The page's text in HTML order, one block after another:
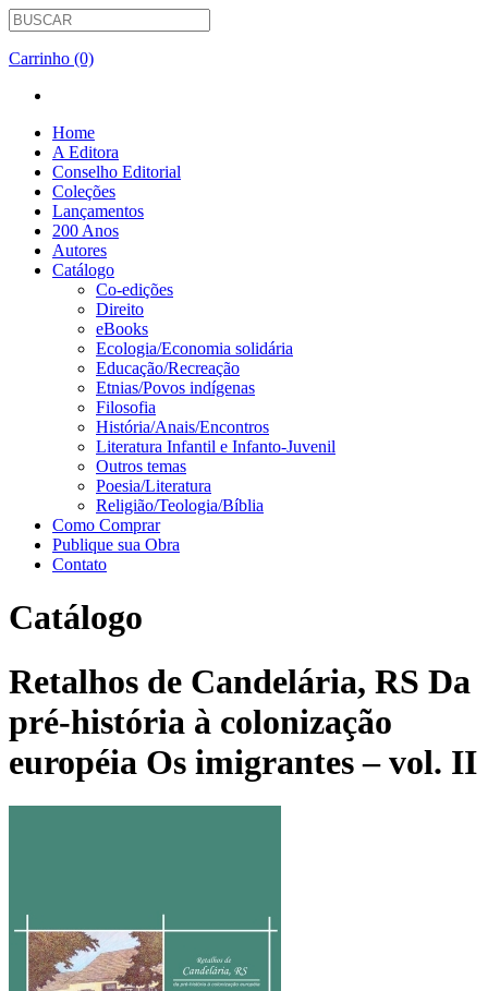
Carrinho (0)
Home
A Editora
Conselho Editorial
Coleções
Lançamentos
200 Anos
Autores
Catálogo
Co-edições
Direito
eBooks
Ecologia/Economia solidária
Educação/Recreação
Etnias/Povos indígenas
Filosofia
História/Anais/Encontros
Literatura Infantil e Infanto-Juvenil
Outros temas
Poesia/Literatura
Religião/Teologia/Bíblia
Como Comprar
Publique sua Obra
Contato
Catálogo
Retalhos de Candelária, RS Da
pré-história à colonização
européia Os imigrantes – vol. II